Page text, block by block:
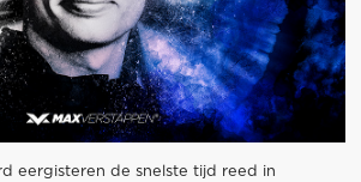
eergisteren de snelste tijd reed in